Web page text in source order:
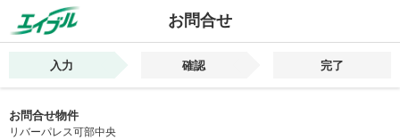
お問合せ
入力 確認 完了
お問合せ物件
リバーパレス可部中央